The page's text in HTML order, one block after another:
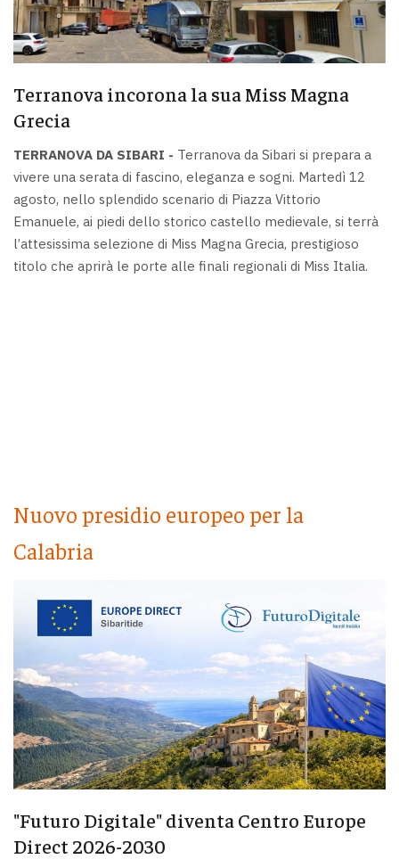
Terranova incorona la sua Miss Magna
Grecia
TERRANOVA DA SIBARI - Terranova da Sibari si prepara a
vivere una serata di fascino, eleganza e sogni. Martedì 12
agosto, nello splendido scenario di Piazza Vittorio
Emanuele, ai piedi dello storico castello medievale, si terrà
l’attesissima selezione di Miss Magna Grecia, prestigioso
titolo che aprirà le porte alle finali regionali di Miss Italia.
Nuovo presidio europeo per la
Calabria
"Futuro Digitale" diventa Centro Europe
Direct 2026-2030